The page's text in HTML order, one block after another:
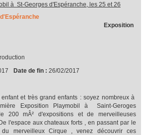
à St-Georges d'Espéranche, les 25 et 26
par l'association cinématographique, La
!!!
Exposition
Date de fin : 26/02/2017
et très grand enfants : soyez nombreux à
Exposition Playmobil à Saint-Geroges
200 mÂ² d'expositions et de merveilleuses
l'espace aux chateaux forts , en passant par le
merveilleux Cirque , venez découvrir ces